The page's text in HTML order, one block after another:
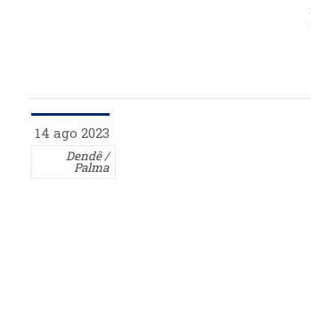
14 ago 2023
Dendê /
Palma